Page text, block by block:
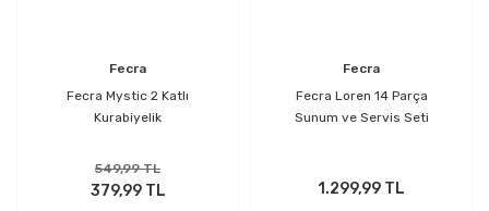
Fecra
Fecra Mystic 2 Katlı
Kurabiyelik
549,99 TL
379,99 TL
Fecra
Fecra Loren 14 Parça
Sunum ve Servis Seti
1.299,99 TL